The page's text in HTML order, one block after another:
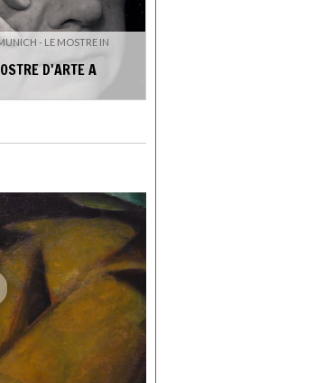
- LE MOSTRE IN
D'ARTE A